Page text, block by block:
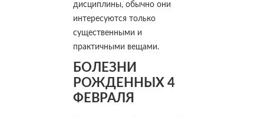
дисциплины, обычно они
интересуются только
существенными и
практичными вещами.
БОЛЕЗНИ
РОЖДЕННЫХ 4
ФЕВРАЛЯ